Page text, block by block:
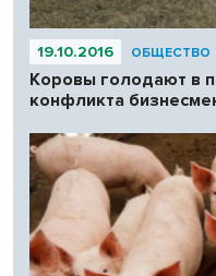
19.10.2016 ОБЩЕСТВО
Коровы голодают в
конфликта